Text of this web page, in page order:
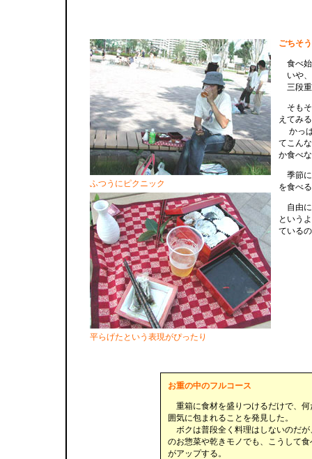
ふつうにピクニック
平らげたという表現がぴったり
ごちそ
食べ始
いや、
三段重
そもそ
えてみ
かっぱ
てこん
か食べ
季節に
を食べ
自由に
という
ている
お重の中のフルコース
重箱に食材を盛りつけるだけで、何
囲気に包まれることを発見した。
ボクは普段全く料理はしないのだが
のお惣菜や乾きモノでも、こうして
がアップする。